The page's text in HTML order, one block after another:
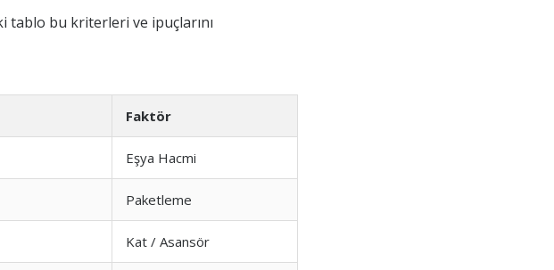
tablo bu kriterleri ve ipuçlarını
Faktör
Eşya Hacmi
Paketleme
Kat / Asansör